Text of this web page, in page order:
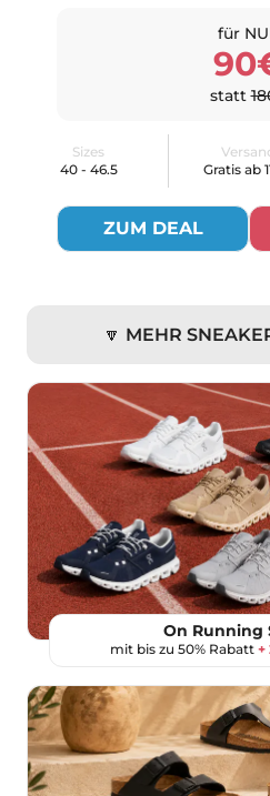
für
statt
Sizes
40 - 46.5
Gratis ab
ZUM DEAL
🔽 MEHR
On Running
mit bis zu 50% Rabatt +